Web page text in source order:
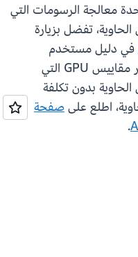
معالجة الرسومات التي
تفضل بزيارة
في دليل مستخدم
Amazon CloudWatch. تتوفر مقاييس GPU التي
بدون تكلفة
اطلع علىصفحة
.